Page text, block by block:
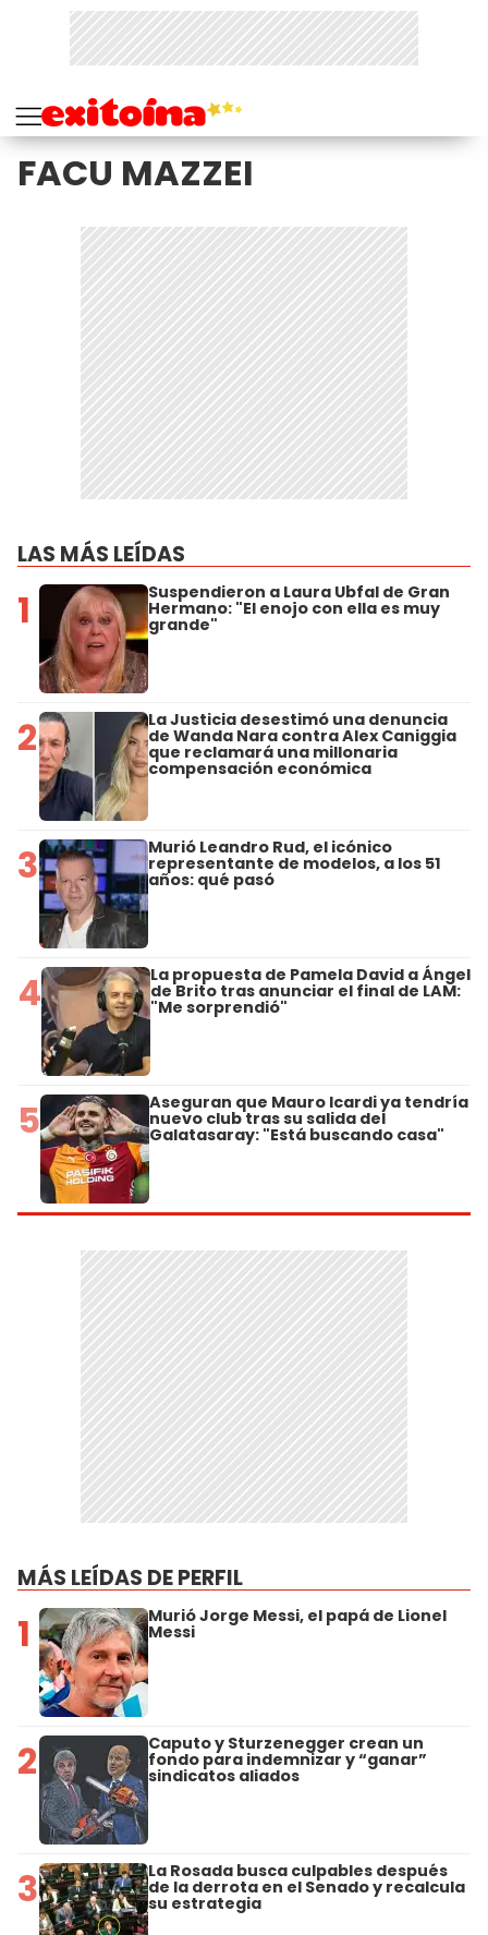
FACU MAZZEI
LAS MÁS LEÍDAS
1 Suspendieron a Laura Ubfal de Gran
Hermano: "El enojo con ella es muy
grande"
2 La Justicia desestimó una denuncia
de Wanda Nara contra Alex Caniggia
que reclamará una millonaria
compensación económica
3 Murió Leandro Rud, el icónico
representante de modelos, a los 51
años: qué pasó
4 La propuesta de Pamela David a Ángel
de Brito tras anunciar el final de LAM:
"Me sorprendió"
5 Aseguran que Mauro Icardi ya tendría
nuevo club tras su salida del
Galatasaray: "Está buscando casa"
MÁS LEÍDAS DE PERFIL
1 Murió Jorge Messi, el papá de Lionel
Messi
2 Caputo y Sturzenegger crean un
fondo para indemnizar y “ganar”
sindicatos aliados
3 La Rosada busca culpables después
de la derrota en el Senado y recalcula
su estrategia